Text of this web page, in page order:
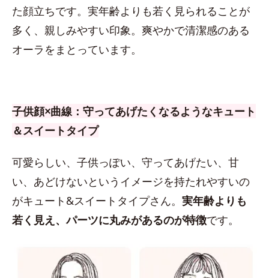
た顔立ちです。実年齢よりも若く見られることが
多く、親しみやすい印象。爽やかで清潔感のある
オーラをまとっています。
子供顔×曲線：守ってあげたくなるようなキュート
＆スイートタイプ
可愛らしい、子供っぽい、守ってあげたい、甘
い、あどけないというイメージを持たれやすいの
がキュート&スイートタイプさん。 実年齢よりも
若く見え、パーツに丸みがあるのが特徴です。